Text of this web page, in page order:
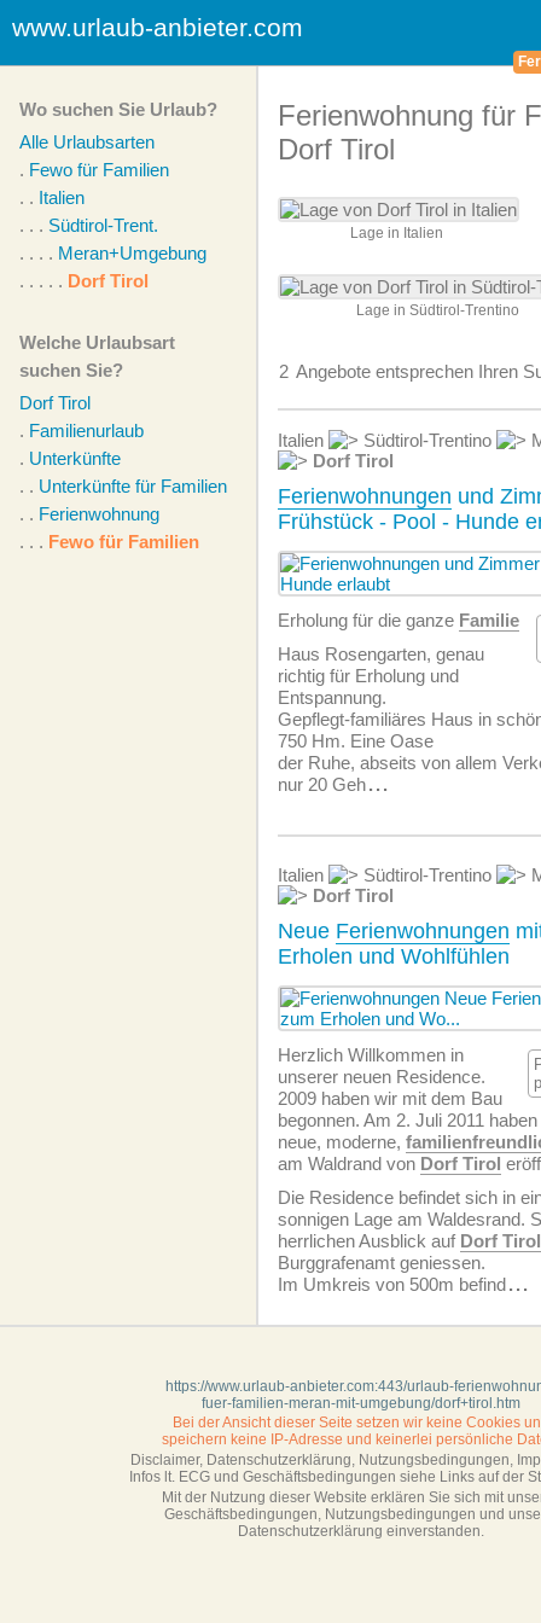
www.urlaub-anbieter.com
Wo suchen Sie Urlaub?
Alle Urlaubsarten
. Fewo für Familien
. . Italien
. . . Südtirol-Trent.
. . . . Meran+Umgebung
. . . . . Dorf Tirol
Welche Urlaubsart
suchen Sie?
Dorf Tirol
. Familienurlaub
. Unterkünfte
. . Unterkünfte für Familien
. . Ferienwohnung
. . . Fewo für Familien
Ferienwohnung für
Dorf Tirol
Lage in Italien
Lage in Südtirol-Trentino
2 Angebote entsprechen Ihren
Italien Südtirol-Trentino
Dorf Tirol
Ferienwohnungen und
Frühstück - Pool - Hunde
Erholung für die ganze Familie
Haus Rosengarten, genau
richtig für Erholung und
Entspannung.
Gepflegt-familiäres Haus in
750 Hm. Eine Oase
der Ruhe, abseits von allem
nur 20 Geh...
Italien Südtirol-Trentino
Dorf Tirol
Neue Ferienwohnungen
Erholen und Wohlfühlen
Herzlich Willkommen in
unserer neuen Residence.
2009 haben wir mit dem Bau
begonnen. Am 2. Juli 2011
neue, moderne,
am Waldrand von Dorf Tirol
Die Residence befindet sich in
sonnigen Lage am Waldesrand.
herrlichen Ausblick auf Dorf Tirol
Burggrafenamt geniessen.
Im Umkreis von 500m befind...
https://www.urlaub-anbieter.com:443/urlaub-
fuer-familien-meran-mit-umgebung/dorf+tirol.htm
Bei der Ansicht dieser Seite setzen wir keine Cookies
speichern keine IP-Adresse und keinerlei persönliche
Disclaimer, Datenschutzerklärung, Nutzungsbedingungen,
Infos lt. ECG und Geschäftsbedingungen siehe Links auf der
Mit der Nutzung dieser Website erklären Sie sich mit
Geschäftsbedin­gungen, Nutzungsbedingungen und
Datenschutzerklärung einverstanden.